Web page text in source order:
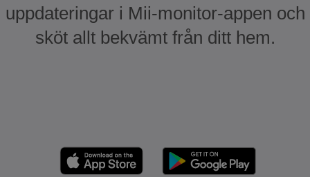
uppdateringar i Mii-monitor-appen och
sköt allt bekvämt från ditt hem.